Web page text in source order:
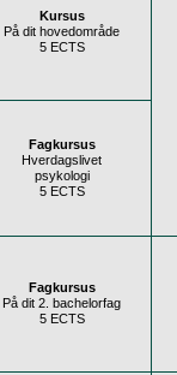
Kursus
På dit hovedområde
5 ECTS
Fagkursus
Hverdagslivet
psykologi
5 ECTS
Fagkursus
På dit 2. bachelorfag
5 ECTS